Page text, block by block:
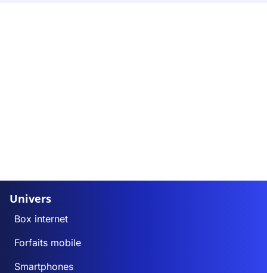
Univers
Box internet
Forfaits mobile
Smartphones